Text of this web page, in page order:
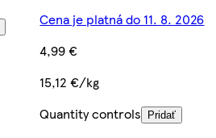
Cena je platná do 11. 8. 2026
4,99 €
15,12 €/kg
Quantity controls
Pridať